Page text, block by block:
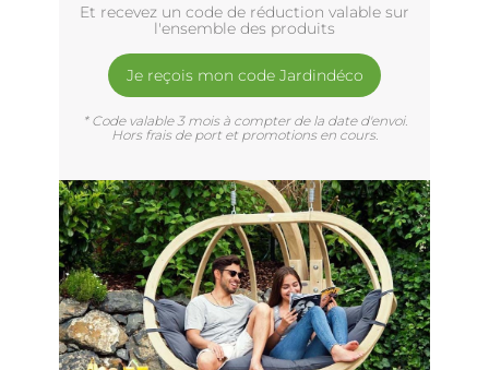
Et recevez un code de réduction valable sur
l'ensemble des produits
Je reçois mon code Jardindéco
* Code valable 3 mois à compter de la date d'envoi.
Hors frais de port et promotions en cours.